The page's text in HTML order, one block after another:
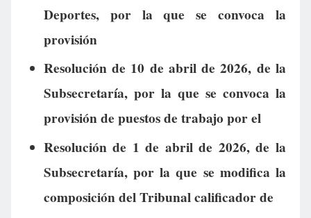
Deportes, por la que se convoca la
provisión
Resolución de 10 de abril de 2026, de la
Subsecretaría, por la que se convoca la
provisión de puestos de trabajo por el
Resolución de 1 de abril de 2026, de la
Subsecretaría, por la que se modifica la
composición del Tribunal calificador de